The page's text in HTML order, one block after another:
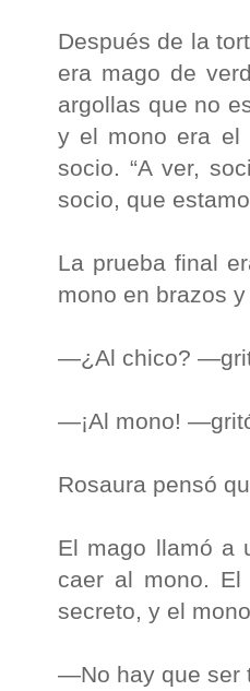
Después de la
era mago de
argollas que no
y el mono era el
socio. “A ver,
socio, que
La prueba final
mono en brazos
—¿Al chico?
—¡Al mono!
Rosaura pensó
El mago llamó a
caer al mono.
secreto, y el
—No hay que ser